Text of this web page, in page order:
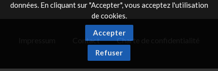
données. En cliquant sur "Accepter", vous acceptez l'utilisation
de cookies.
Accepter
Refuser
Contact Charte de confidentialité